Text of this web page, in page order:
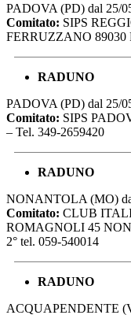
PADOVA (PD) dal 25/
Comitato: SIPS
FERRUZZANO 89030
RADUNO
PADOVA (PD) dal 25/
Comitato: SIPS
– Tel. 349-2659420
RADUNO
NONANTOLA (MO)
Comitato: CLUB
ROMAGNOLI 45
2° tel. 059-540014
RADUNO
ACQUAPENDENTE